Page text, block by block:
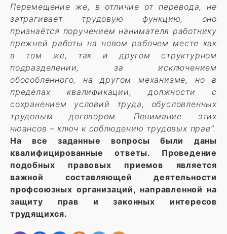
Перемещение же, в отличие от перевода, не
затрагивает трудовую функцию, оно
признаётся поручением нанимателя работнику
прежней работы на новом рабочем месте как
в том же, так и другом структурном
подразделении, за исключением
обособленного, на другом механизме, но в
пределах квалификации, должности с
сохранением условий труда, обусловленных
трудовым договором. Понимание этих
нюансов – ключ к соблюдению трудовых прав”.
На все заданные вопросы были даны
квалифицированные ответы. Проведение
подобных правовых приемов является
важной составляющей деятельности
профсоюзных организаций, направленной на
защиту прав и законных интересов
трудящихся.